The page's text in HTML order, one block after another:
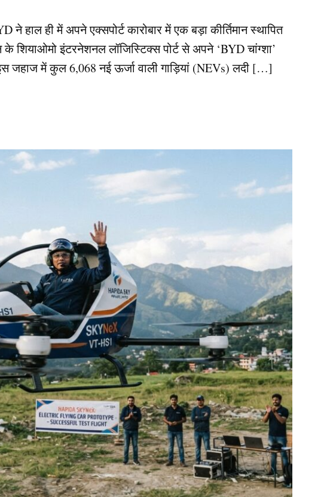
हाल ही में अपने एक्सपोर्ट कारोबार में एक बड़ा कीर्तिमान स्थापित
शियाओमो इंटरनेशनल लॉजिस्टिक्स पोर्ट से अपने ‘BYD चांग्शा’
जहाज में कुल 6,068 नई ऊर्जा वाली गाड़ियां (NEVs) लदी […]